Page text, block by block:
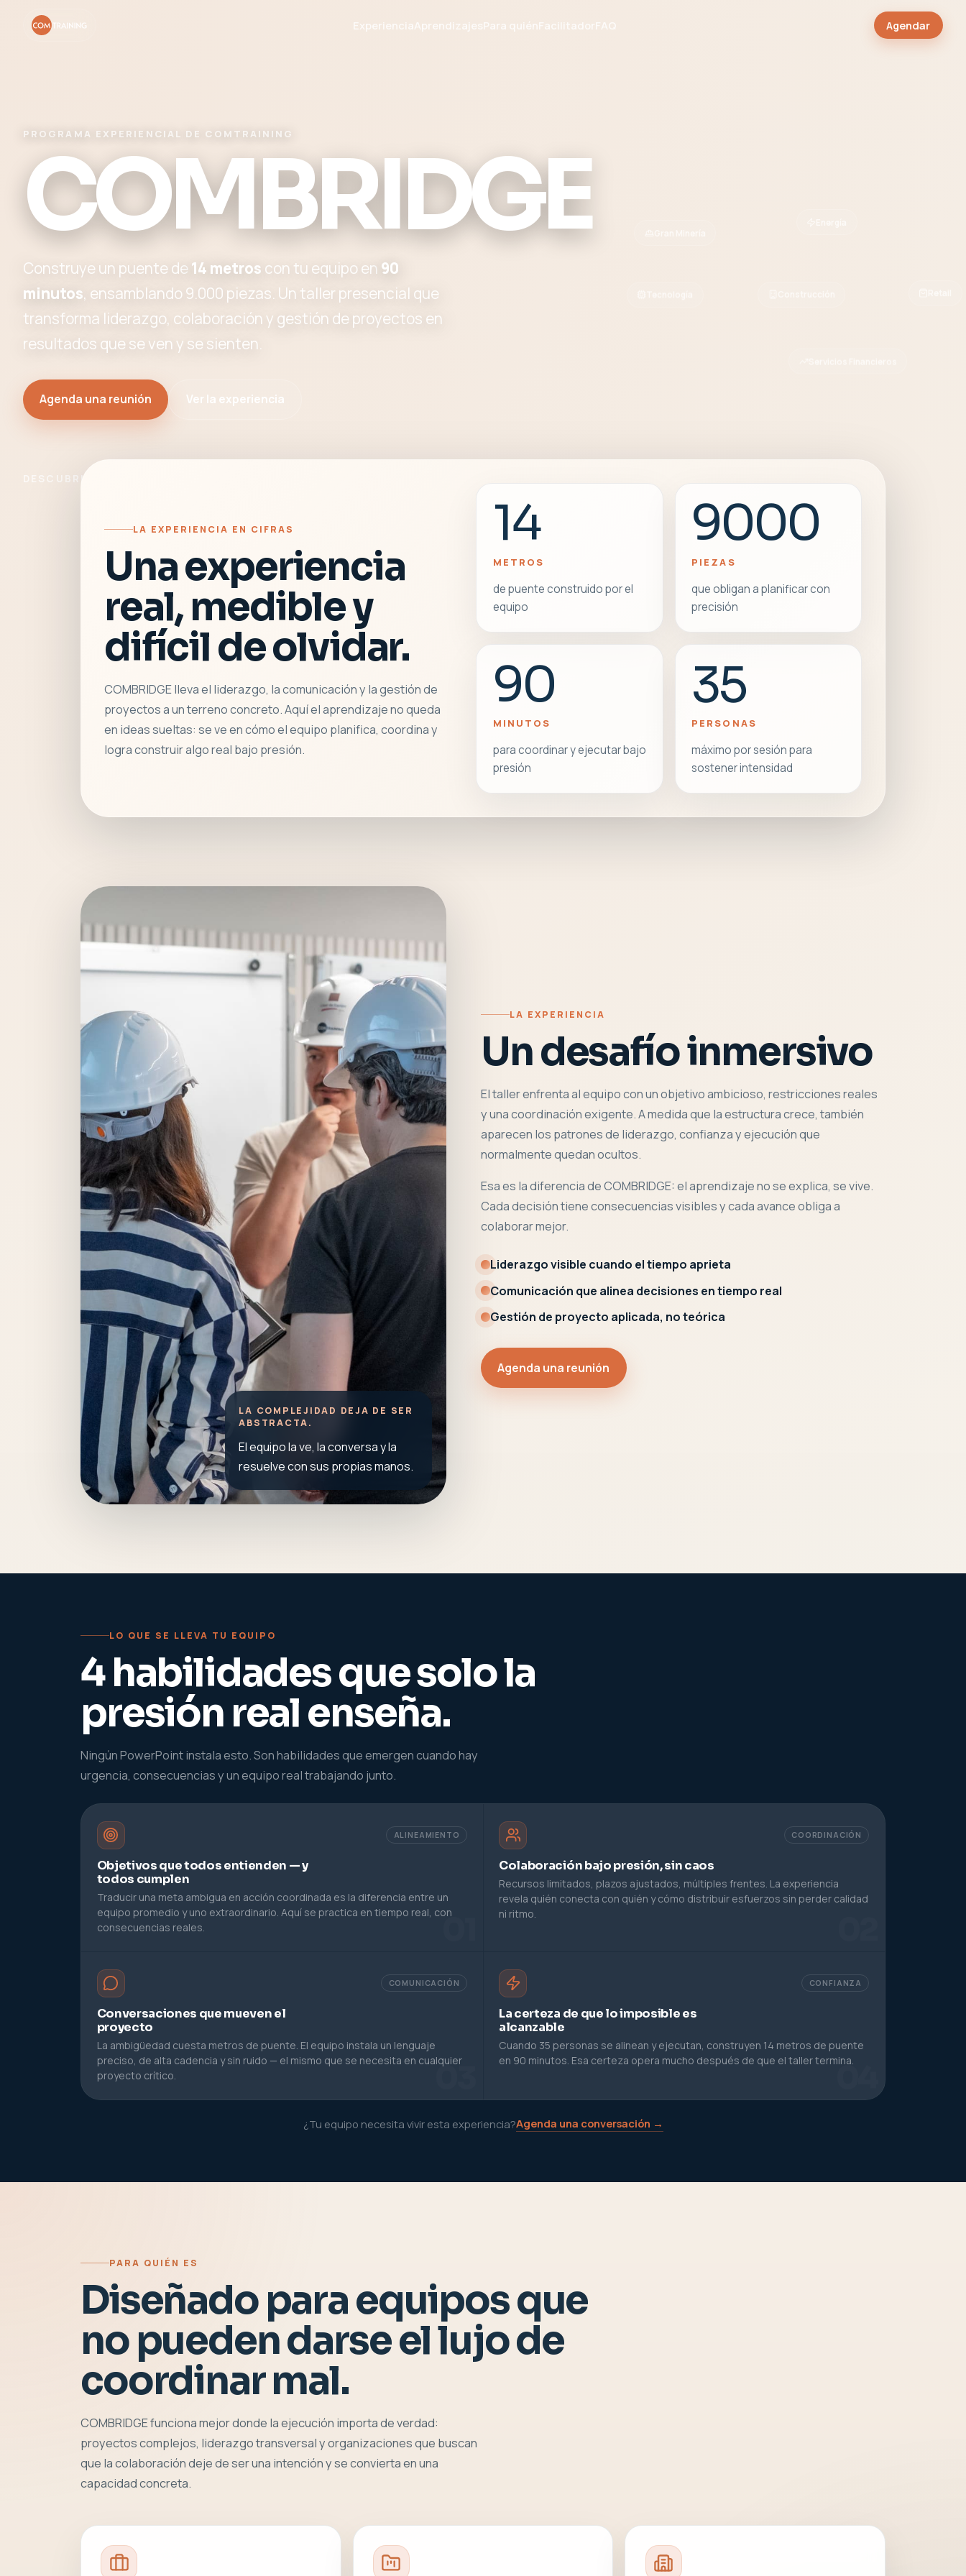
ExperienciaAprendizajesPara quiénFacilitadorFAQ Agendar
PROGRAMA EXPERIENCIAL DE COMTRAINING
COMBRIDGE
Construye un puente de 14 metros con tu equipo en 90
minutos, ensamblando 9.000 piezas. Un taller presencial que
transforma liderazgo, colaboración y gestión de proyectos en
resultados que se ven y se sienten.
Agenda una reunión Ver la experiencia
DESCUBRIR EXPERIENCIA
LA EXPERIENCIA EN CIFRAS
Una experiencia
real, medible y
difícil de olvidar.
COMBRIDGE lleva el liderazgo, la comunicación y la gestión de
proyectos a un terreno concreto. Aquí el aprendizaje no queda
en ideas sueltas: se ve en cómo el equipo planifica, coordina y
logra construir algo real bajo presión.
14
METROS
de puente construido por el
equipo
9000
PIEZAS
que obligan a planificar con
precisión
90
MINUTOS
para coordinar y ejecutar bajo
presión
35
PERSONAS
máximo por sesión para
sostener intensidad
LA COMPLEJIDAD DEJA DE SER
ABSTRACTA.
El equipo la ve, la conversa y la
resuelve con sus propias manos.
LA EXPERIENCIA
Un desafío inmersivo
El taller enfrenta al equipo con un objetivo ambicioso, restricciones reales
y una coordinación exigente. A medida que la estructura crece, también
aparecen los patrones de liderazgo, confianza y ejecución que
normalmente quedan ocultos.
Esa es la diferencia de COMBRIDGE: el aprendizaje no se explica, se vive.
Cada decisión tiene consecuencias visibles y cada avance obliga a
colaborar mejor.
Liderazgo visible cuando el tiempo aprieta
Comunicación que alinea decisiones en tiempo real
Gestión de proyecto aplicada, no teórica
Agenda una reunión
LO QUE SE LLEVA TU EQUIPO
4 habilidades que solo la
presión real enseña.
Ningún PowerPoint instala esto. Son habilidades que emergen cuando hay
urgencia, consecuencias y un equipo real trabajando junto.
01
ALINEAMIENTO
Objetivos que todos entienden — y
todos cumplen
Traducir una meta ambigua en acción coordinada es la diferencia entre un
equipo promedio y uno extraordinario. Aquí se practica en tiempo real, con
consecuencias reales.
COORDINACIÓN
Colaboración bajo presión, sin caos
Recursos limitados, plazos ajustados, múltiples frentes. La experiencia
revela quién conecta con quién y cómo distribuir esfuerzos sin perder calidad
ni ritmo.
03
COMUNICACIÓN
Conversaciones que mueven el
proyecto
La ambigüedad cuesta metros de puente. El equipo instala un lenguaje
preciso, de alta cadencia y sin ruido — el mismo que se necesita en cualquier
proyecto crítico.
04
CONFIANZA
La certeza de que lo imposible es
alcanzable
Cuando 35 personas se alinean y ejecutan, construyen 14 metros de puente
en 90 minutos. Esa certeza opera mucho después de que el taller termina.
¿Tu equipo necesita vivir esta experiencia?Agenda una conversación →
PARA QUIÉN ES
Diseñado para equipos que
no pueden darse el lujo de
coordinar mal.
COMBRIDGE funciona mejor donde la ejecución importa de verdad:
proyectos complejos, liderazgo transversal y organizaciones que buscan
que la colaboración deje de ser una intención y se convierta en una
capacidad concreta.